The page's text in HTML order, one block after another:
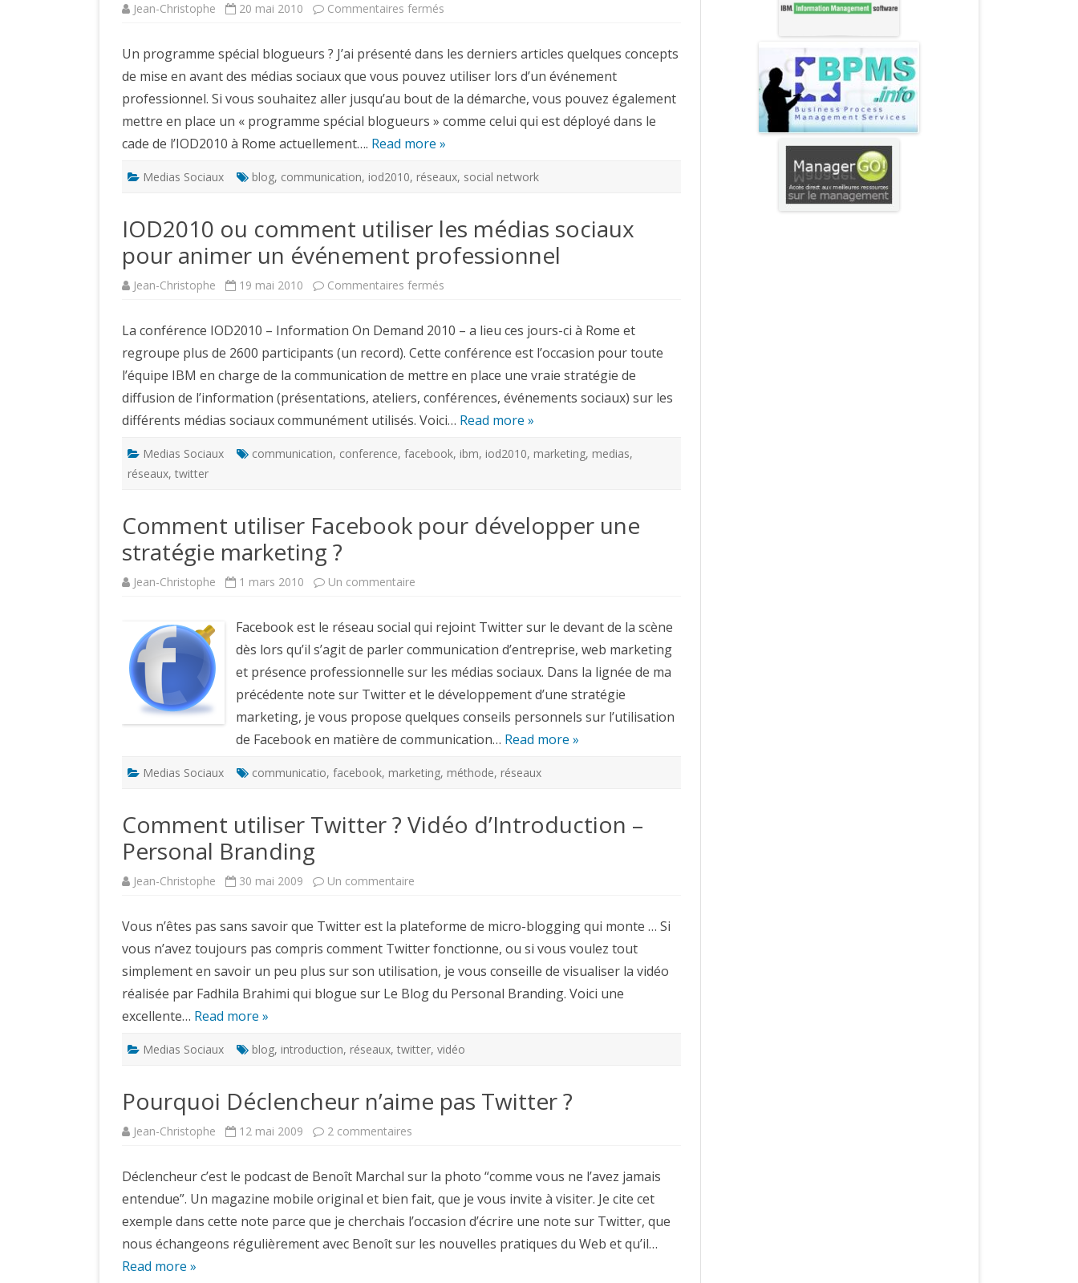
Jean-Christophe 20 mai 2010 Commentaires fermés
spécial
blogueurs
lors
d’un
événement
professionnel
:
exemple
de
Un programme spécial blogueurs ? J’ai présenté dans les derniers articles quelques concepts
de mise en avant des médias sociaux que vous pouvez utiliser lors d’un événement
professionnel. Si vous souhaitez aller jusqu’au bout de la démarche, vous pouvez également
mettre en place un « programme spécial blogueurs » comme celui qui est déployé dans le
cade de l’IOD2010 à Rome actuellement…. Read more »
Medias Sociaux blog, communication, iod2010, réseaux, social network
IOD2010 ou comment utiliser les médias sociaux
pour animer un événement professionnel
Jean-Christophe 19 mai 2010 Commentaires fermés
utiliser
les
médias
sociaux
pour
animer
un
événement
professionnel
La conférence IOD2010 – Information On Demand 2010 – a lieu ces jours-ci à Rome et
regroupe plus de 2600 participants (un record). Cette conférence est l’occasion pour toute
l’équipe IBM en charge de la communication de mettre en place une vraie stratégie de
diffusion de l’information (présentations, ateliers, conférences, événements sociaux) sur les
différents médias sociaux communément utilisés. Voici… Read more »
Medias Sociaux communication, conference, facebook, ibm, iod2010, marketing, medias,
réseaux, twitter
Comment utiliser Facebook pour développer une
stratégie marketing ?
Jean-Christophe 1 mars 2010 Un commentaire
pour
développer
une
stratégie
marketing
?
Facebook est le réseau social qui rejoint Twitter sur le devant de la scène
dès lors qu’il s’agit de parler communication d’entreprise, web marketing
et présence professionnelle sur les médias sociaux. Dans la lignée de ma
précédente note sur Twitter et le développement d’une stratégie
marketing, je vous propose quelques conseils personnels sur l’utilisation
de Facebook en matière de communication… Read more »
Medias Sociaux communicatio, facebook, marketing, méthode, réseaux
Comment utiliser Twitter ? Vidéo d’Introduction –
Personal Branding
Jean-Christophe 30 mai 2009 Un commentaire
?
Vidéo
d’Introduction
–
Personal
Branding
Vous n’êtes pas sans savoir que Twitter est la plateforme de micro-blogging qui monte … Si
vous n’avez toujours pas compris comment Twitter fonctionne, ou si vous voulez tout
simplement en savoir un peu plus sur son utilisation, je vous conseille de visualiser la vidéo
réalisée par Fadhila Brahimi qui blogue sur Le Blog du Personal Branding. Voici une
excellente… Read more »
Medias Sociaux blog, introduction, réseaux, twitter, vidéo
Pourquoi Déclencheur n’aime pas Twitter ?
Jean-Christophe 12 mai 2009 2 commentaires
pas
Twitter
?
Déclencheur c’est le podcast de Benoît Marchal sur la photo “comme vous ne l’avez jamais
entendue”. Un magazine mobile original et bien fait, que je vous invite à visiter. Je cite cet
exemple dans cette note parce que je cherchais l’occasion d’écrire une note sur Twitter, que
nous échangeons régulièrement avec Benoît sur les nouvelles pratiques du Web et qu’il…
Read more »